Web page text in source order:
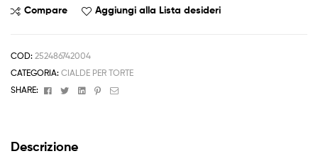
Decorazione
o
Zucchero
Personalizzata
Compare Aggiungi alla Lista desideri
COD: 252486742004
CATEGORIA: CIALDE PER TORTE
SHARE:
FacebookTwitterLinkedinPinterest
Email
Descrizione